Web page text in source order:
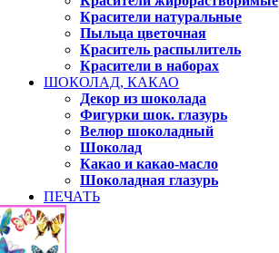
Красители натуральные
Пыльца цветочная
Краситель распылитель
Красители в наборах
ШОКОЛАД, КАКАО
Декор из шоколада
Фигурки шок. глазурь
Велюр шоколадный
Шоколад
Какао и какао-масло
Шоколадная глазурь
ПЕЧАТЬ